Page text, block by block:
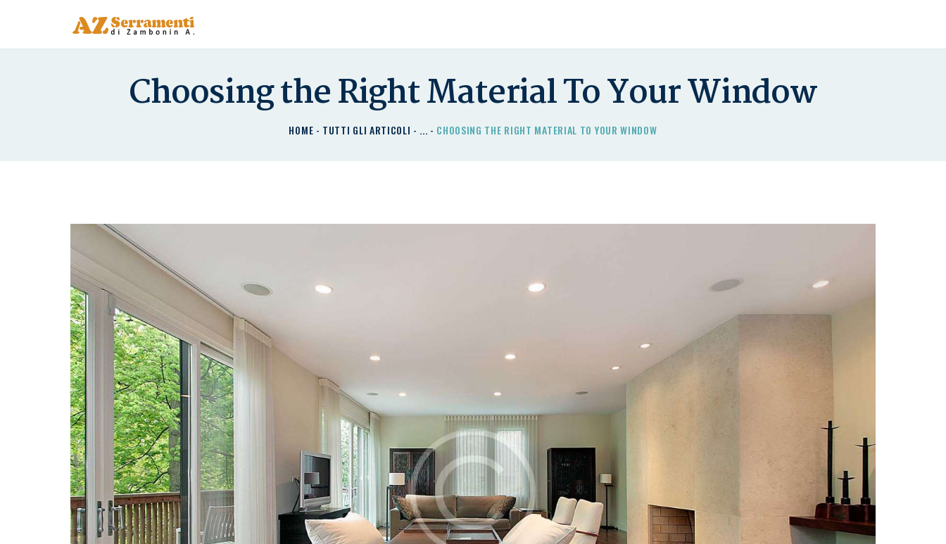
Choosing the Right Material To Your Window
HOME TUTTI GLI ARTICOLI ... CHOOSING THE RIGHT MATERIAL TO YOUR WINDOW
CHI SIAMO
I NOSTRI PRODOTTI
DETRAZIONI
CONTATTACI